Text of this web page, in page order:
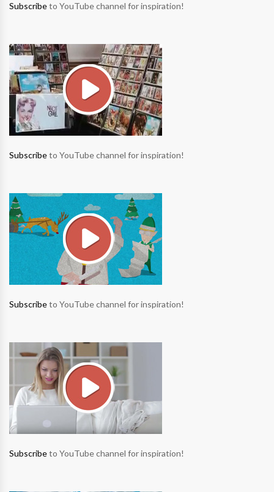
Subscribeto YouTube channel for inspiration!
Subscribeto YouTube channel for inspiration!
Subscribeto YouTube channel for inspiration!
Subscribeto YouTube channel for inspiration!